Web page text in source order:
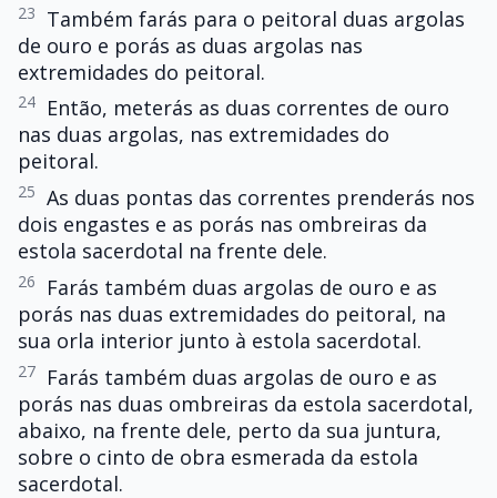
23
Também farás para o peitoral duas argolas
de ouro e porás as duas argolas nas
extremidades do peitoral.
24
Então, meterás as duas correntes de ouro
nas duas argolas, nas extremidades do
peitoral.
25 As duas pontas das correntes prenderás nos
dois engastes e as porás nas ombreiras da
estola sacerdotal na frente dele.
26
Farás também duas argolas de ouro e as
porás nas duas extremidades do peitoral, na
sua orla interior junto à estola sacerdotal.
27
Farás também duas argolas de ouro e as
porás nas duas ombreiras da estola sacerdotal,
abaixo, na frente dele, perto da sua juntura,
sobre o cinto de obra esmerada da estola
sacerdotal.